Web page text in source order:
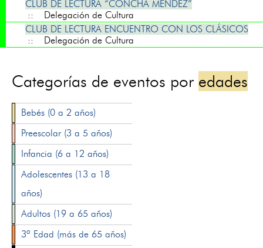
CLUB DE LECTURA “CONCHA MÉNDEZ”
:: Delegación de Cultura
CLUB DE LECTURA ENCUENTRO CON LOS CLÁSICOS
:: Delegación de Cultura
Categorías de eventos por edades
Bebés (0 a 2 años)
Preescolar (3 a 5 años)
Infancia (6 a 12 años)
Adolescentes (13 a 18
años)
Adultos (19 a 65 años)
3ª Edad (más de 65 años)